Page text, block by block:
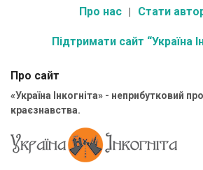
Про нас Стати
Підтримати сайт “Україна
Про сайт
«Україна Інкогніта» - неприбутковий
краєзнавства.